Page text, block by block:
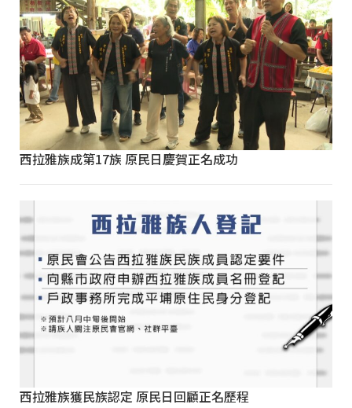
西拉雅族成第17族 原民日慶賀正名成功
西拉雅族獲民族認定 原民日回顧正名歷程